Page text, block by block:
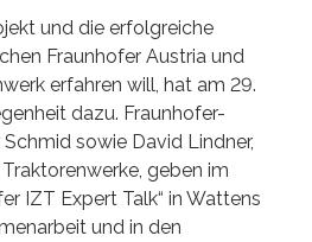
und die erfolgreiche
Fraunhofer Austria und
erfahren will, hat am 29.
dazu. Fraunhofer-
sowie David Lindner,
geben im
IZT Expert Talk“ in Wattens
und in den